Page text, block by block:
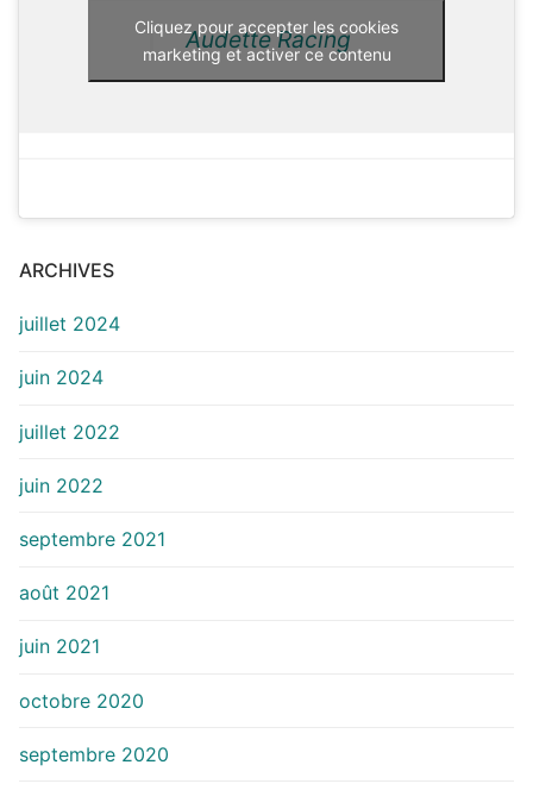
Audette Racing
Cliquez pour accepter les cookies
marketing et activer ce contenu
ARCHIVES
juillet 2024
juin 2024
juillet 2022
juin 2022
septembre 2021
août 2021
juin 2021
octobre 2020
septembre 2020